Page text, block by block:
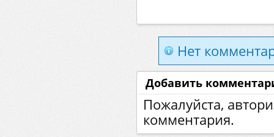
Нет
Добавить
Пожалуйста,
комментария.